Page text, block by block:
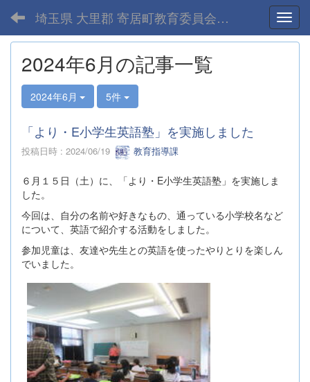
埼玉県 大里郡 寄居町教育委員会-home
2024年6月の記事一覧
2024年6月 5件
「より・E小学生英語塾」を実施しました
投稿日時 : 2024/06/19 教育指導課
６月１５日（土）に、「より・E小学生英語塾」を実施しま
した。
今回は、自分の名前や好きなもの、通っている小学校名など
について、英語で紹介する活動をしました。
参加児童は、友達や先生との英語を使ったやりとりを楽しん
でいました。